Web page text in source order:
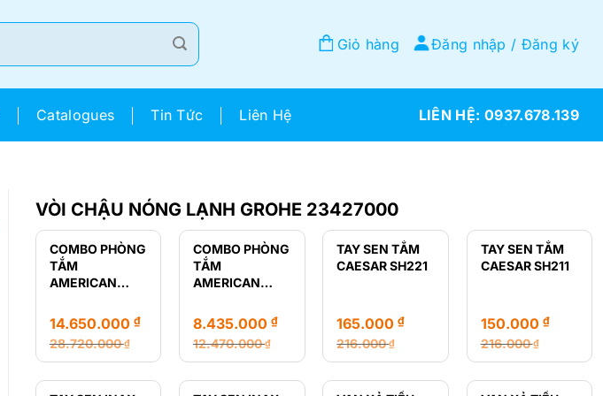
Giỏ hàng Đăng nhập / Đăng ký
Catalogues Tin Tức Liên Hệ 0937.678.139
VÒI CHẬU NÓNG LẠNH GROHE 23427000
COMBO PHÒNG
TẮM
AMERICAN
LOVEN
28.720.000₫
Giá
gốc
14.650.000 ₫
Giá
hiện
COMBO PHÒNG
TẮM
AMERICAN
RẺ
12.470.000₫
Giá
gốc
8.435.000₫
Giá
hiện
TAY SEN TẮM
CAESAR SH221
216.000₫
Giá
gốc
165.000₫
Giá
hiện
TAY SEN TẮM
CAESAR SH211
216.000₫
Giá
gốc
150.000 ₫
Giá
hiện